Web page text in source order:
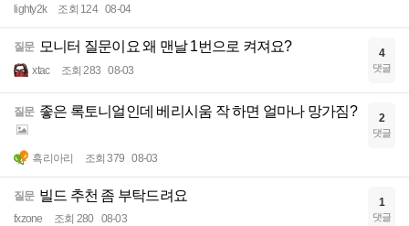
lighty2k 조회 124 08-04
질문 모니터 질문이요 왜 맨날 1번으로 켜져요?
xtac 조회 283 08-03
4
댓글
질문 좋은 록토니얼인데 베리시움 작 하면 얼마나 망가짐?
흑리아리 조회 379 08-03
2
댓글
질문 빌드 추천 좀 부탁드려요
fxzone 조회 280 08-03
1
댓글